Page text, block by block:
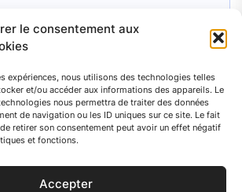
le consentement aux
expériences, nous utilisons des technologies telles
et/ou accéder aux informations des appareils. Le
nous permettra de traiter des données
de navigation ou les ID uniques sur ce site. Le fait
retirer son consentement peut avoir un effet négatif
et fonctions.
Accepter
Hybride face à ses concurrentes :
et tests
Sandero : Ce qu’il faut